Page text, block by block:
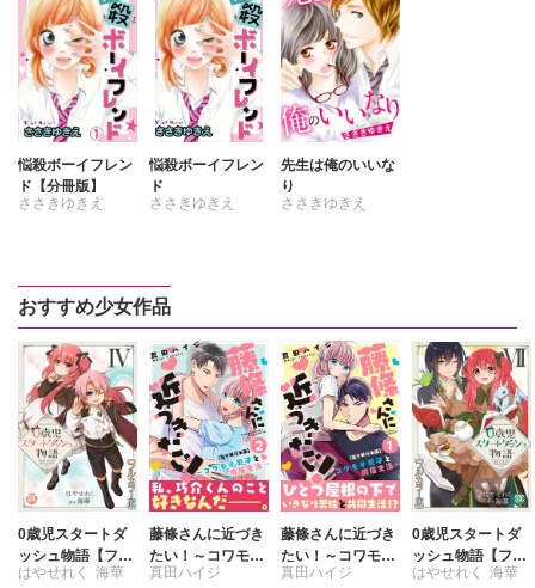
悩殺ボーイフレン
ド【分冊版】
ささきゆきえ
悩殺ボーイフレン
ド
ささきゆきえ
先生は俺のいいな
り
ささきゆきえ
おすすめ少女作品
0歳児スタートダ
ッシュ物語【フル
カラー版】【単行
はやせれく 海華
藤條さんに近づき
たい！～コワモテ
男子と同居生活～
真田ハイジ
藤條さんに近づき
たい！～コワモテ
男子と同居生活～
真田ハイジ
0歳児スタートダ
ッシュ物語【フル
カラー版】【単行
はやせれく 海華